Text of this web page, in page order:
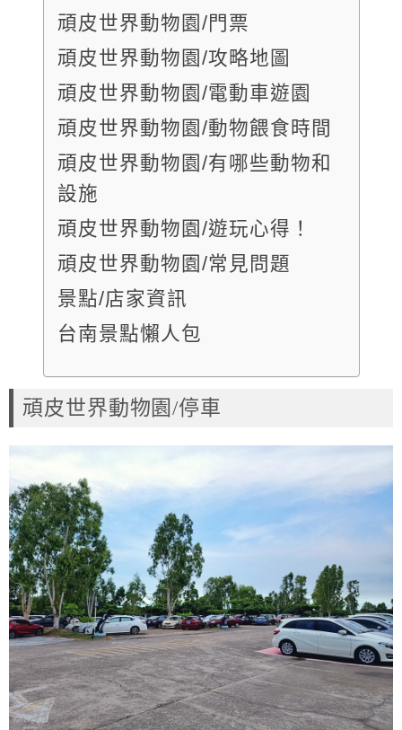
頑皮世界動物園/門票
頑皮世界動物園/攻略地圖
頑皮世界動物園/電動車遊園
頑皮世界動物園/動物餵食時間
頑皮世界動物園/有哪些動物和
設施
頑皮世界動物園/遊玩心得！
頑皮世界動物園/常見問題
景點/店家資訊
台南景點懶人包
頑皮世界動物園/停車